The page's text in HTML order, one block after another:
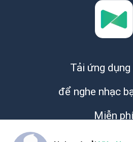
Tải ứng
để nghe nhạc
Miễn